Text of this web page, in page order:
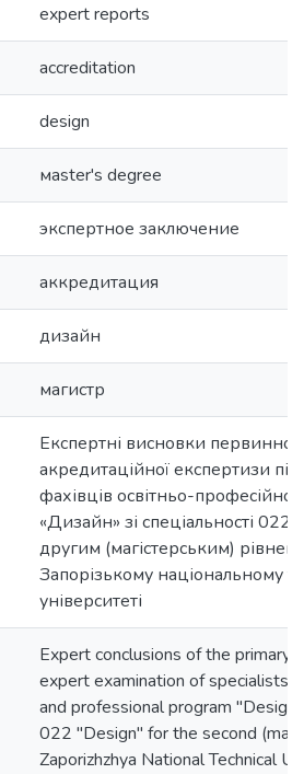
expert reports
accreditation
design
мaster's degree
экспертное заключение
аккредитация
дизайн
магистр
Експертні висновки первинної
акредитаційної експертизи
фахівців освітньо-
«Дизайн» зі спеціальності 022
другим (магістерським) рівнем
Запорізькому національному
університеті
Expert conclusions of the primary
expert examination of specialists
and professional program
022 "Design" for the second
Zaporizhzhya National Technical